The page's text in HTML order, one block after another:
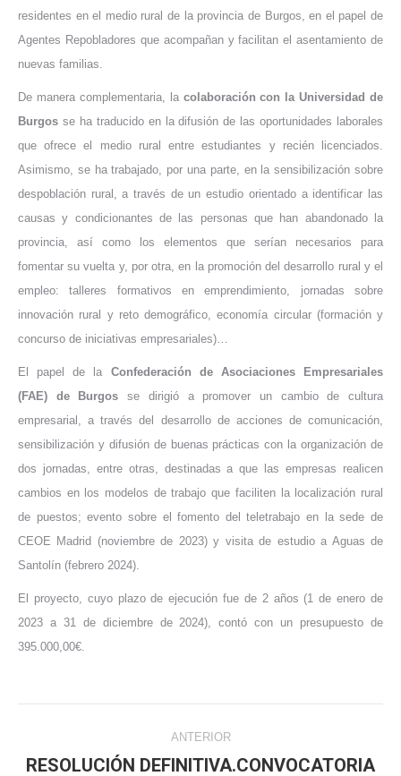
residentes en el medio rural de la provincia de Burgos, en el papel de
Agentes Repobladores que acompañan y facilitan el asentamiento de
nuevas familias.
De manera complementaria, lacolaboración con la Universidad de
Burgos se ha traducido en la difusión de las oportunidades laborales
que ofrece el medio rural entre estudiantes y recién licenciados.
Asimismo, se ha trabajado, por una parte, en la sensibilización sobre
despoblación rural, a través de un estudio orientado a identificar las
causas y condicionantes de las personas que han abandonado la
provincia, así como los elementos que serían necesarios para
fomentar su vuelta y, por otra, en la promoción del desarrollo rural y el
empleo: talleres formativos en emprendimiento, jornadas sobre
innovación rural y reto demográfico, economía circular (formación y
concurso de iniciativas empresariales)…
El papel de la Confederación de Asociaciones Empresariales
(FAE) de Burgos se dirigió a promover un cambio de cultura
empresarial, a través del desarrollo de acciones de comunicación,
sensibilización y difusión de buenas prácticas con la organización de
dos jornadas, entre otras, destinadas a que las empresas realicen
cambios en los modelos de trabajo que faciliten la localización rural
de puestos; evento sobre el fomento del teletrabajo en la sede de
CEOE Madrid (noviembre de 2023) y visita de estudio a Aguas de
Santolín (febrero 2024).
El proyecto, cuyo plazo de ejecución fue de 2 años (1 de enero de
2023 a 31 de diciembre de 2024), contó con un presupuesto de
395.000,00€.
entre
ANTERIOR
RESOLUCIÓN DEFINITIVA.CONVOCATORIA